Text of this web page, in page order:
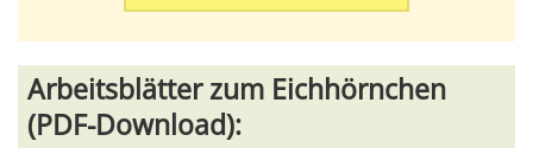
Arbeitsblätter zum Eichhörnchen
(PDF-Download):